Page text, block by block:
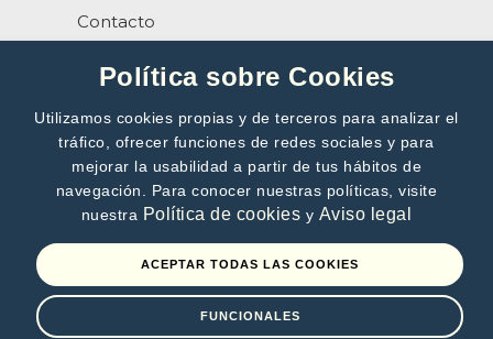
Política sobre Cookies
Utilizamos cookies propias y de terceros para analizar el
tráfico, ofrecer funciones de redes sociales y para
mejorar la usabilidad a partir de tus hábitos de
navegación. Para conocer nuestras políticas, visite
nuestra Política de cookies y Aviso legal
ACEPTAR TODAS LAS COOKIES
FUNCIONALES
Contacto
SUBSCRIBE TO OUR NEWSLETTER
>>
By subscribing, you accept ourPrivacy Policy